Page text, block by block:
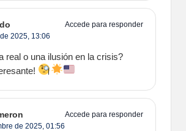
Accede para responder
2025, 13:06
real o una ilusión en la crisis?
Accede para responder
de 2025, 01:56